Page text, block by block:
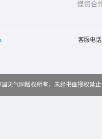
媒资合
客服电
国天气网版权所有，未经书面授权